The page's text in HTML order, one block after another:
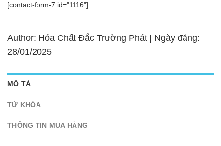
[contact-form-7 id="1116"]
Author: Hóa Chất Đắc Trường Phát | Ngày đăng:
28/01/2025
MÔ TẢ
TỪ KHÓA
THÔNG TIN MUA HÀNG